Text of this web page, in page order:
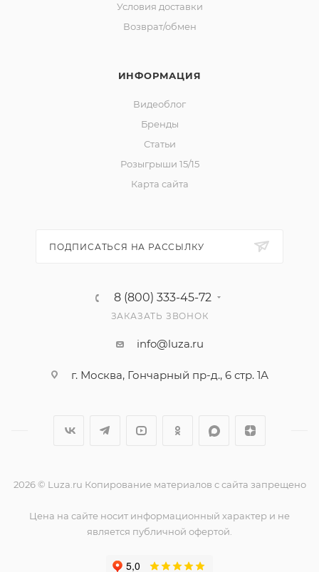
Условия доставки
Возврат/обмен
ИНФОРМАЦИЯ
Видеоблог
Бренды
Статьи
Розыгрыши 15/15
Карта сайта
ПОДПИСАТЬСЯ НА РАССЫЛКУ
8 (800) 333-45-72
ЗАКАЗАТЬ ЗВОНОК
info@luza.ru
г. Москва, Гончарный пр-д., 6 стр. 1А
2026 © Luza.ru Копирование материалов с сайта запрещено
Цена на сайте носит информационный характер и не
является публичной офертой.